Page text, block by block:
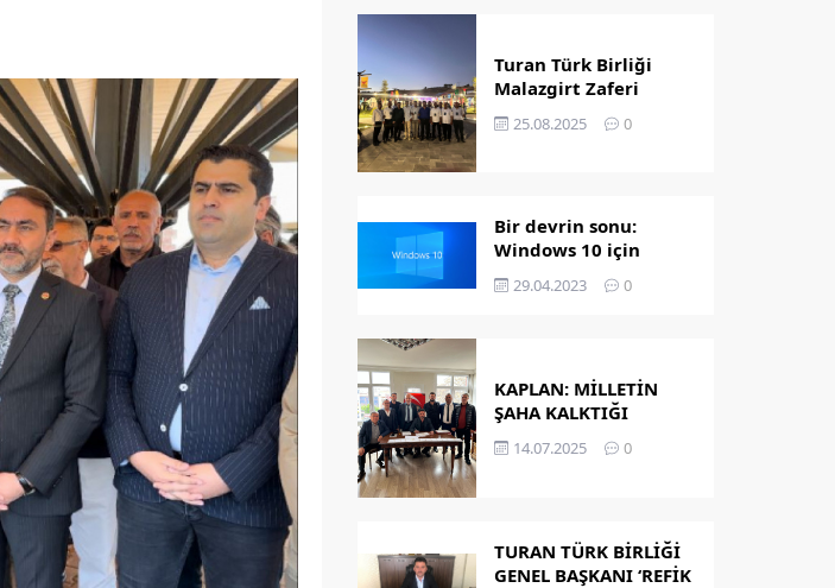
Turan Türk Birliği
Malazgirt Zaferi
Kutlamalarında
25.08.2025 0
Bir devrin sonu:
Windows 10 için
destek bitiyor!
29.04.2023 0
KAPLAN: MİLLETİN
ŞAHA KALKTIĞI
GÜNDÜR
14.07.2025 0
TURAN TÜRK BİRLİĞİ
GENEL BAŞKANI ‘REFİK